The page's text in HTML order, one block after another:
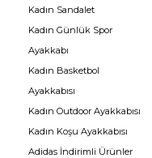
Kadın Sandalet
Kadın Günlük Spor
Ayakkabı
Kadın Basketbol
Ayakkabısı
Kadın Outdoor Ayakkabısı
Kadın Koşu Ayakkabısı
Adidas İndirimli Ürünler